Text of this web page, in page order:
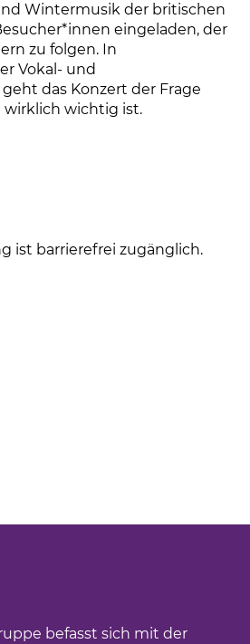
Wintermusik der britischen
eingeladen, der
zu folgen. In
Vokal- und
das Konzert der Frage
wirklich wichtig ist.
ist barrierefrei zugänglich.
befasst sich mit der